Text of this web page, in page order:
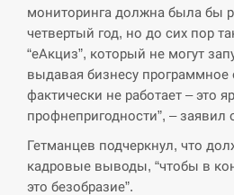
СЕРПЕНЬ
13:53
В Москве пожаловались на
дронов Украины
СЕРПЕНЬ
13:40
Біля українського літака
виявили дрон, ймовірно,
мониторинга должна была бы
четвертый год, но до сих пор
“еАкциз”, который не могут
выдавая бизнесу программное
фактически не работает – это
профнепригодности”, – заявил
Гетманцев подчеркнул, что
кадровые выводы, “чтобы в
это безобразие”.